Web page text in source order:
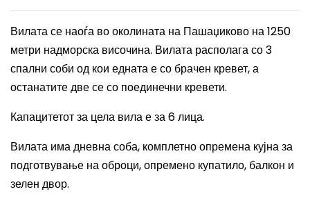
Вилата се наоѓа во околината на Пашаџиково на 1250
метри надморска височина. Вилата располага со 3
спални соби од кои едната е со брачен кревет, а
останатите две се со поединечни кревети.
Капацитетот за цела вила е за 6 лица.
Вилата има дневна соба, комплетно опремена кујна за
подготвување на оброци, опремено купатило, балкон и
зелен двор.